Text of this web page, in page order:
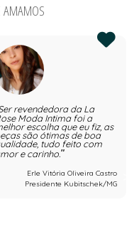
AMAMOS
revendedora da La
Moda Intima foi a
escolha que eu fiz, as
são ótimas de boa
tudo feito com
e carinho.
Erle Vitória Oliveira Castro
Presidente Kubitschek/MG